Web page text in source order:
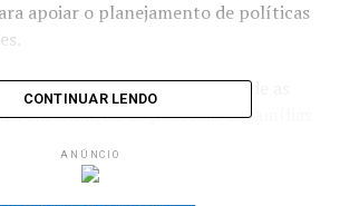
apoiar o planejamento de políticas
em situação de vulnerabilidade as
em situação de pobreza, de famílias
ou poderia ser, caso existisse a
CONTINUAR LENDO
ANÚNCIO